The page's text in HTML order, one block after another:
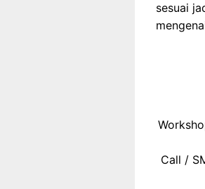
sesuai
Call /